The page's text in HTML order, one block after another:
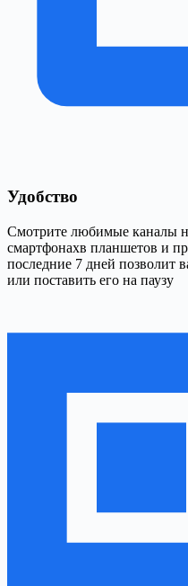
Удобство
Смотрите любимые каналы
смартфонахв планшетов и
последние 7 дней
или поставить его на паузу